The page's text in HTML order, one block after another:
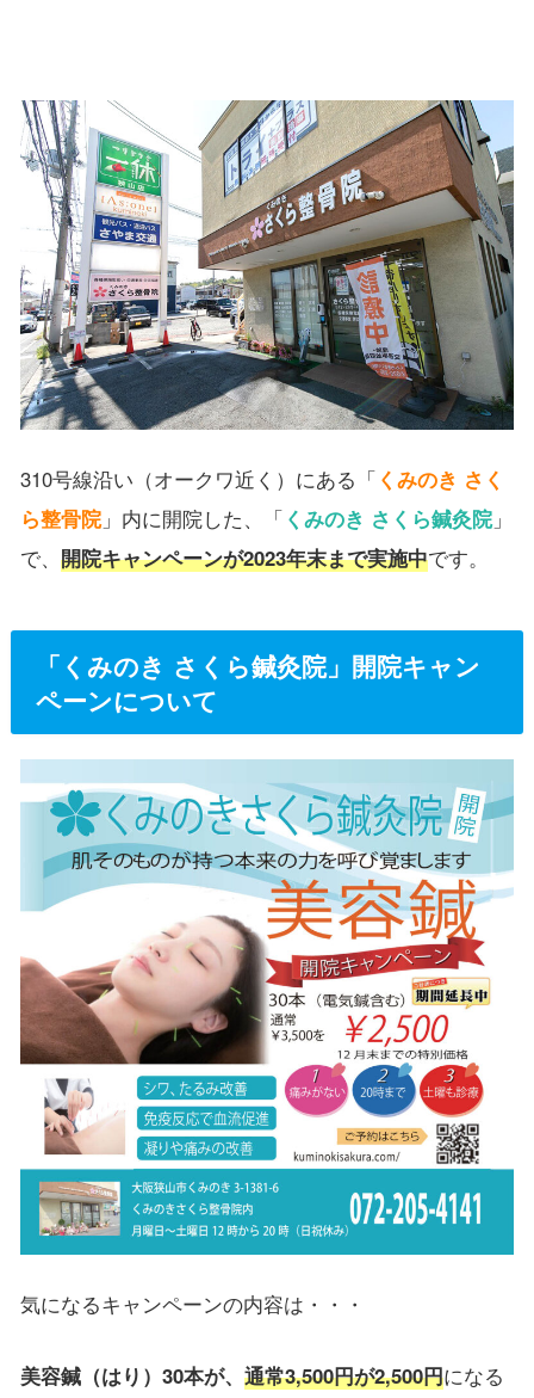
310号線沿い（オークワ近く）にある「 くみのき さく
ら整骨院」内に開院した、「 くみのき さくら鍼灸院」
で、 開院キャンペーンが2023年末まで実施中です。
「くみのき さくら鍼灸院」開院キャン
ペーンについて
気になるキャンペーンの内容は・・・
美容鍼（はり）30本が、 通常3,500円が2,500円になる